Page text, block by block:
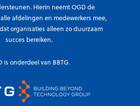
Hierin neemt OGD de
afdelingen en medewerkers mee,
organisaties alleen zo duurzaam
succes bereiken.
is onderdeel van BBTG.